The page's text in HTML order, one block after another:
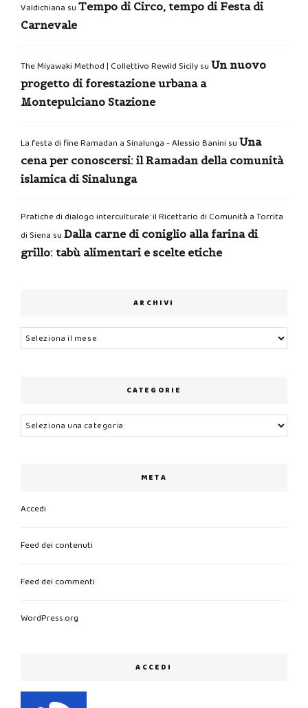
Valdichiana su Tempo di Circo, tempo di Festa di
Carnevale
The Miyawaki Method | Collettivo Rewild Sicilysu Un nuovo
progetto di forestazione urbana a
Montepulciano Stazione
La festa di fine Ramadan a Sinalunga - Alessio Banini su Una
cena per conoscersi: il Ramadan della comunità
islamica di Sinalunga
Pratiche di dialogo interculturale: il Ricettario di Comunità a Torrita
di Siena su Dalla carne di coniglio alla farina di
grillo: tabù alimentari e scelte etiche
ARCHIVI
Archivi
CATEGORIE
Categorie
META
Accedi
Feed dei contenuti
Feed dei commenti
WordPress.org
ACCEDI